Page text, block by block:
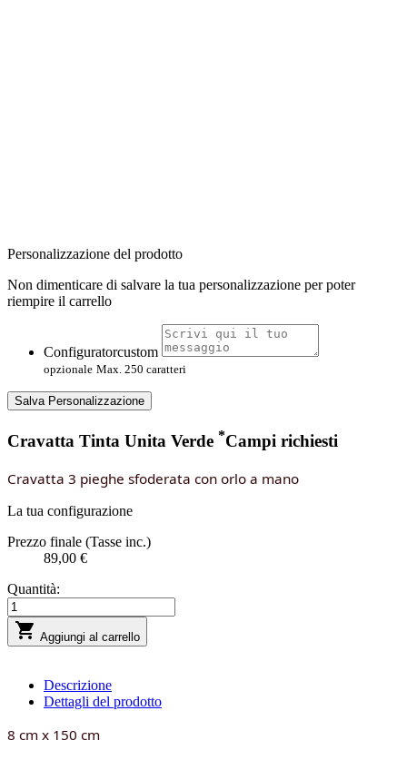
Personalizzazione del prodotto
Non dimenticare di salvare la tua personalizzazione per poter
riempire il carrello
Configuratorcustom
opzionale Max. 250 caratteri
Salva Personalizzazione
Cravatta Tinta Unita Verde *Campi richiesti
Cravatta 3 pieghe sfoderata con orlo a mano
La tua configurazione
Prezzo finale (Tasse inc.)
89,00 €
Quantità:
 Aggiungi al carrello
Descrizione
Dettagli del prodotto
8 cm x 150 cm